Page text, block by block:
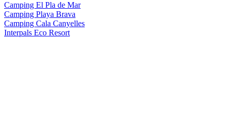
Camping El Pla de Mar
Camping Playa Brava
Camping Cala Canyelles
Interpals Eco Resort